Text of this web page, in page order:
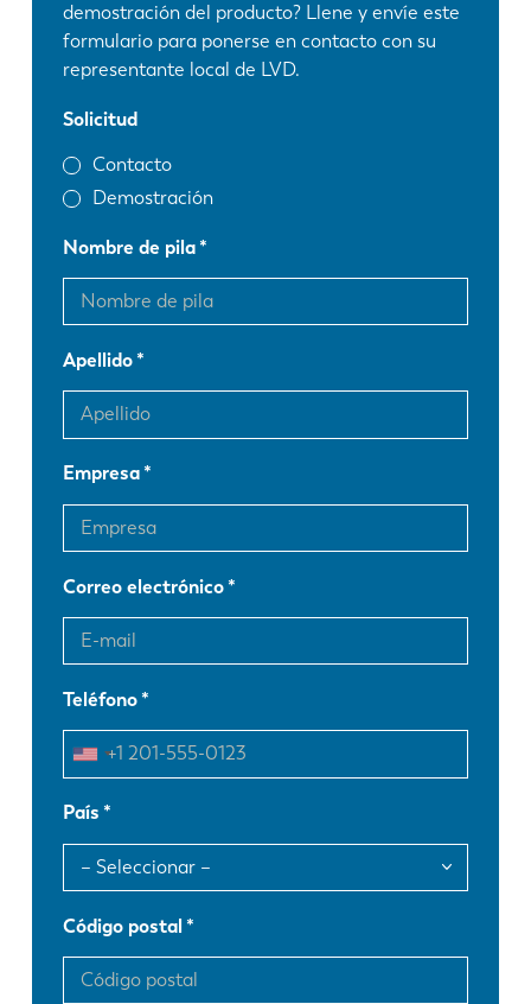
demostración del producto? Llene y envíe este
formulario para ponerse en contacto con su
representante local de LVD.
Solicitud
Contacto
Demostración
Nombre de pila
Apellido
Empresa
Correo electrónico
Teléfono
País
Código postal